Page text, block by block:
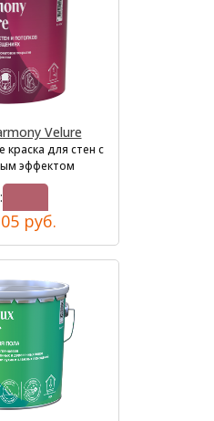
Velure
краска для стен с
эффектом
руб.